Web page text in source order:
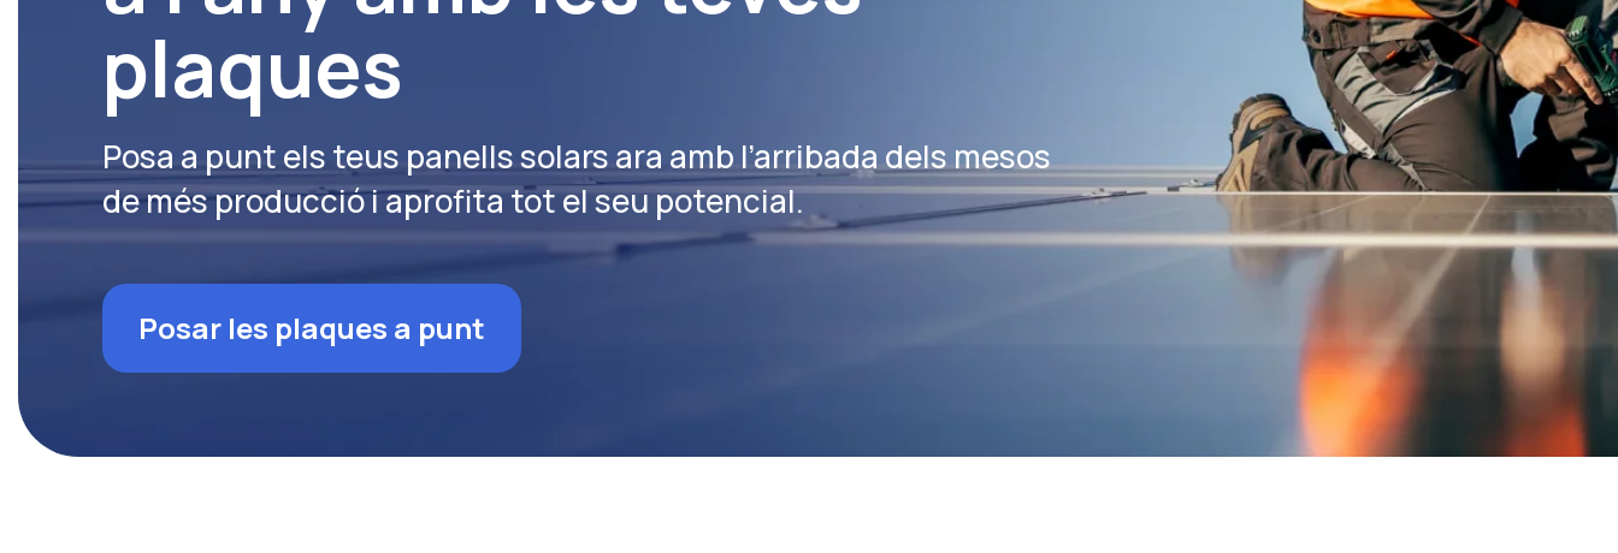
plaques
Posa a punt els teus panells solars ara amb l’arribada dels mesos
de més producció i aprofita tot el seu potencial.
Posar les plaques a punt